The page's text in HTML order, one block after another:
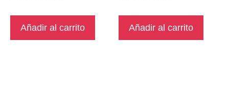
Añadir al carrito Añadir al carrito